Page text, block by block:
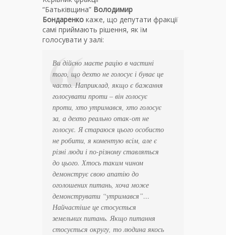
“Батьківщина” Володимир
Бондаренко каже, що депутати фракції
самі приймають рішення, як їм
голосувати у залі:
Ви дійсно маєте рацію в частині
того, що дехто не голосує і буває це
часто. Наприклад, якщо є бажання
голосувати проти – він голосує
проти, хто утримався, хто голосує
за, а дехто реально отак-от не
голосує. Я стараюся цього особисто
не робити, я коментую всім, але є
різні люди і по-різному ставляться
до цього. Хтось таким чином
демонструє свою апатію до
оголошених питань, хоча може
демонструвати “утримався”…
Найчастіше це стосується
земельних питань. Якщо питання
стосується округу, то людина якось